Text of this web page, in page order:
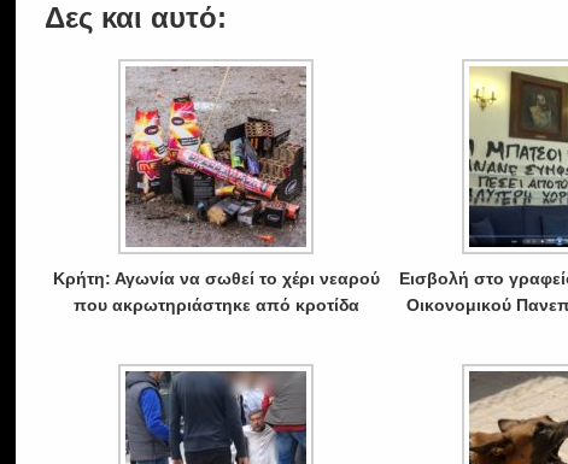
Δες και αυτό:
Κρήτη: Αγωνία να σωθεί το χέρι νεαρού
που ακρωτηριάστηκε από κροτίδα
Εισβολή στο
Οικονομικού